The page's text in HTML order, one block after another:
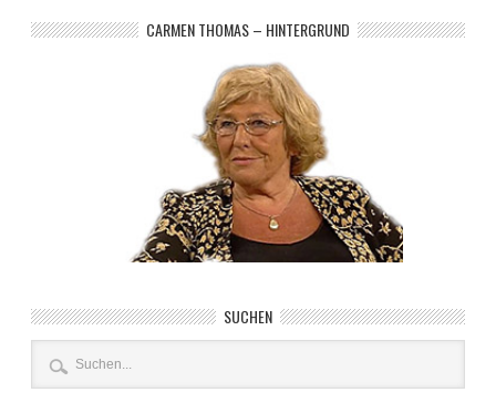
CARMEN THOMAS – HINTERGRUND
SUCHEN